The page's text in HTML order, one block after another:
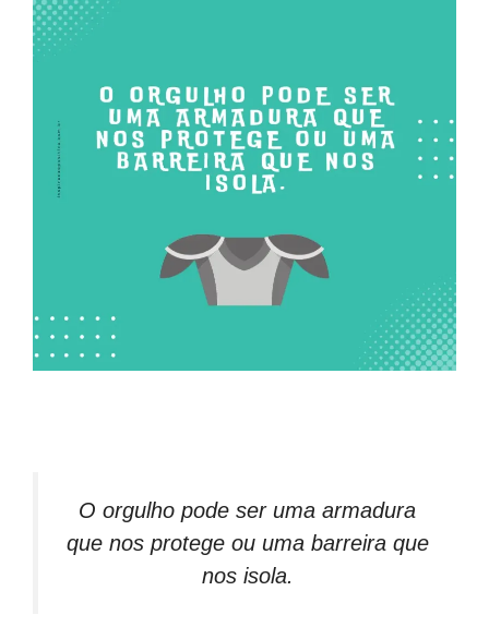
O orgulho pode ser uma armadura
que nos protege ou uma barreira que
nos isola.